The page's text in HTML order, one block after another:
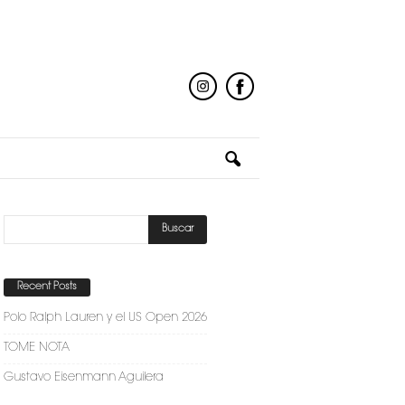
Recent Posts
Polo Ralph Lauren y el US Open 2026
TOME NOTA
Gustavo Eisenmann Aguilera